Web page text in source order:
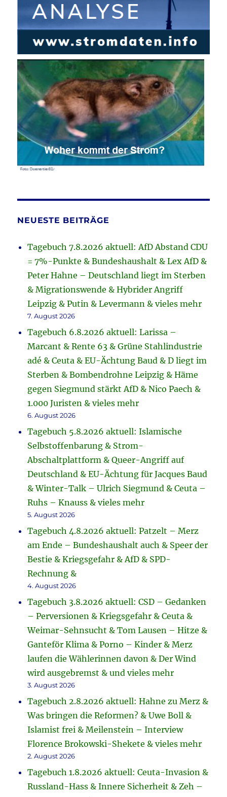
NEUESTE BEITRÄGE
Tagebuch 7.8.2026 aktuell: AfD Abstand CDU
= 7%-Punkte & Bundeshaushalt & Lex AfD &
Peter Hahne – Deutschland liegt im Sterben
& Migrationswende & Hybrider Angriff
Leipzig & Putin & Levermann & vieles mehr
7. August 2026
Tagebuch 6.8.2026 aktuell: Larissa –
Marcant & Rente 63 & Grüne Stahlindustrie
adé & Ceuta & EU-Ächtung Baud & D liegt im
Sterben & Bombendrohne Leipzig & Häme
gegen Siegmund stärkt AfD & Nico Paech &
1.000 Juristen & vieles mehr
6. August 2026
Tagebuch 5.8.2026 aktuell: Islamische
Selbstoffenbarung & Strom-
Abschaltplattform & Queer-Angriff auf
Deutschland & EU-Ächtung für Jacques Baud
& Winter-Talk – Ulrich Siegmund & Ceuta –
Ruhs – Knauss & vieles mehr
5. August 2026
Tagebuch 4.8.2026 aktuell: Patzelt – Merz
am Ende – Bundeshaushalt auch & Speer der
Bestie & Kriegsgefahr & AfD & SPD-
Rechnung &
4. August 2026
Tagebuch 3.8.2026 aktuell: CSD – Gedanken
– Perversionen & Kriegsgefahr & Ceuta &
Weimar-Sehnsucht & Tom Lausen – Hitze &
Ganteför Klima & Porno – Kinder & Merz
laufen die Wählerinnen davon & Der Wind
wird ausgebremst & und vieles mehr
3. August 2026
Tagebuch 2.8.2026 aktuell: Hahne zu Merz &
Was bringen die Reformen? & Uwe Boll &
Islamist frei & Meilenstein – Interview
Florence Brokowski-Shekete & vieles mehr
2. August 2026
Tagebuch 1.8.2026 aktuell: Ceuta-Invasion &
Russland-Hass & Innere Sicherheit & Zeh –